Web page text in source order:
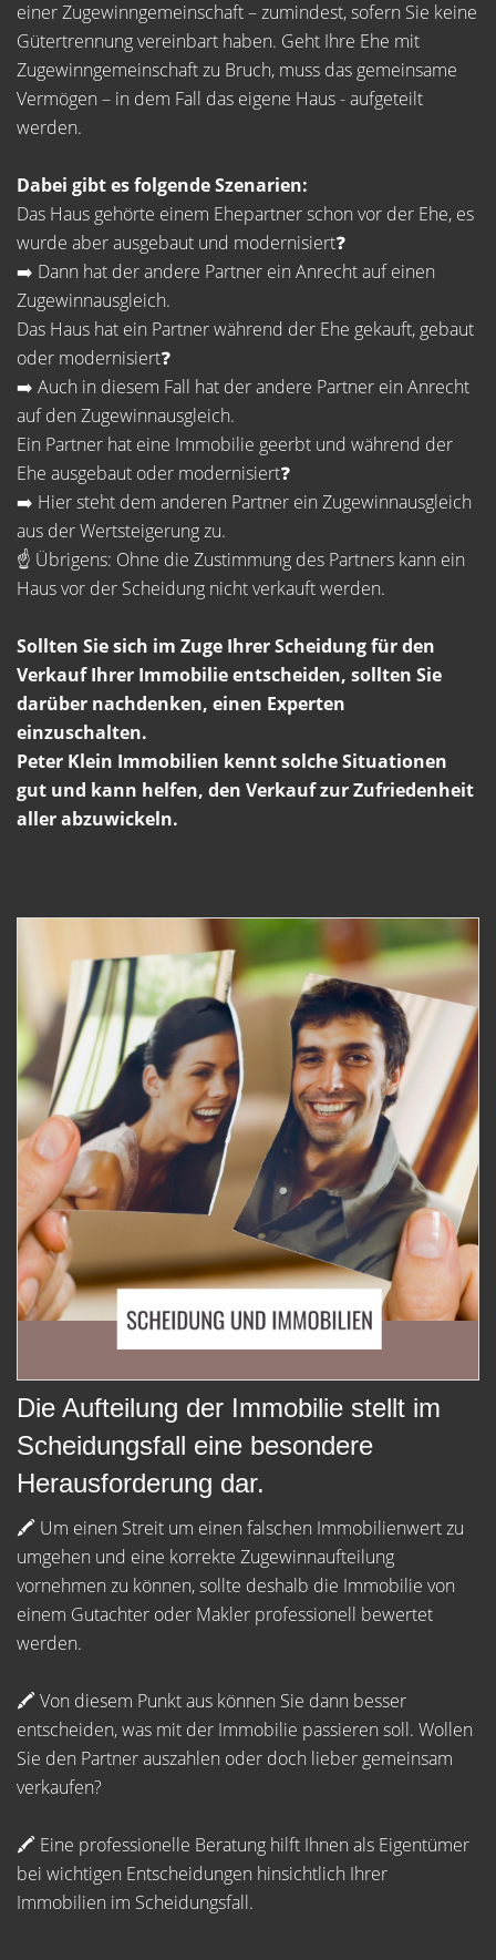
einer Zugewinngemeinschaft – zumindest, sofern Sie keine
Gütertrennung vereinbart haben. Geht Ihre Ehe mit
Zugewinngemeinschaft zu Bruch, muss das gemeinsame
Vermögen – in dem Fall das eigene Haus - aufgeteilt
werden.
Dabei gibt es folgende Szenarien:
Das Haus gehörte einem Ehepartner schon vor der Ehe, es
wurde aber ausgebaut und modernisiert❓
➡️ Dann hat der andere Partner ein Anrecht auf einen
Zugewinnausgleich.
Das Haus hat ein Partner während der Ehe gekauft, gebaut
oder modernisiert❓
➡️ Auch in diesem Fall hat der andere Partner ein Anrecht
auf den Zugewinnausgleich.
Ein Partner hat eine Immobilie geerbt und während der
Ehe ausgebaut oder modernisiert❓
➡️ Hier steht dem anderen Partner ein Zugewinnausgleich
aus der Wertsteigerung zu.
☝️ Übrigens: Ohne die Zustimmung des Partners kann ein
Haus vor der Scheidung nicht verkauft werden.
Sollten Sie sich im Zuge Ihrer Scheidung für den
Verkauf Ihrer Immobilie entscheiden, sollten Sie
darüber nachdenken, einen Experten
einzuschalten.
Peter Klein Immobilien kennt solche Situationen
gut und kann helfen, den Verkauf zur Zufriedenheit
aller abzuwickeln.
Die Aufteilung der Immobilie stellt im
Scheidungsfall eine besondere
Herausforderung dar.
🖍 Um einen Streit um einen falschen Immobilienwert zu
umgehen und eine korrekte Zugewinnaufteilung
vornehmen zu können, sollte deshalb die Immobilie von
einem Gutachter oder Makler professionell bewertet
werden.
🖍 Von diesem Punkt aus können Sie dann besser
entscheiden, was mit der Immobilie passieren soll. Wollen
Sie den Partner auszahlen oder doch lieber gemeinsam
verkaufen?
🖍 Eine professionelle Beratung hilft Ihnen als Eigentümer
bei wichtigen Entscheidungen hinsichtlich Ihrer
Immobilien im Scheidungsfall.